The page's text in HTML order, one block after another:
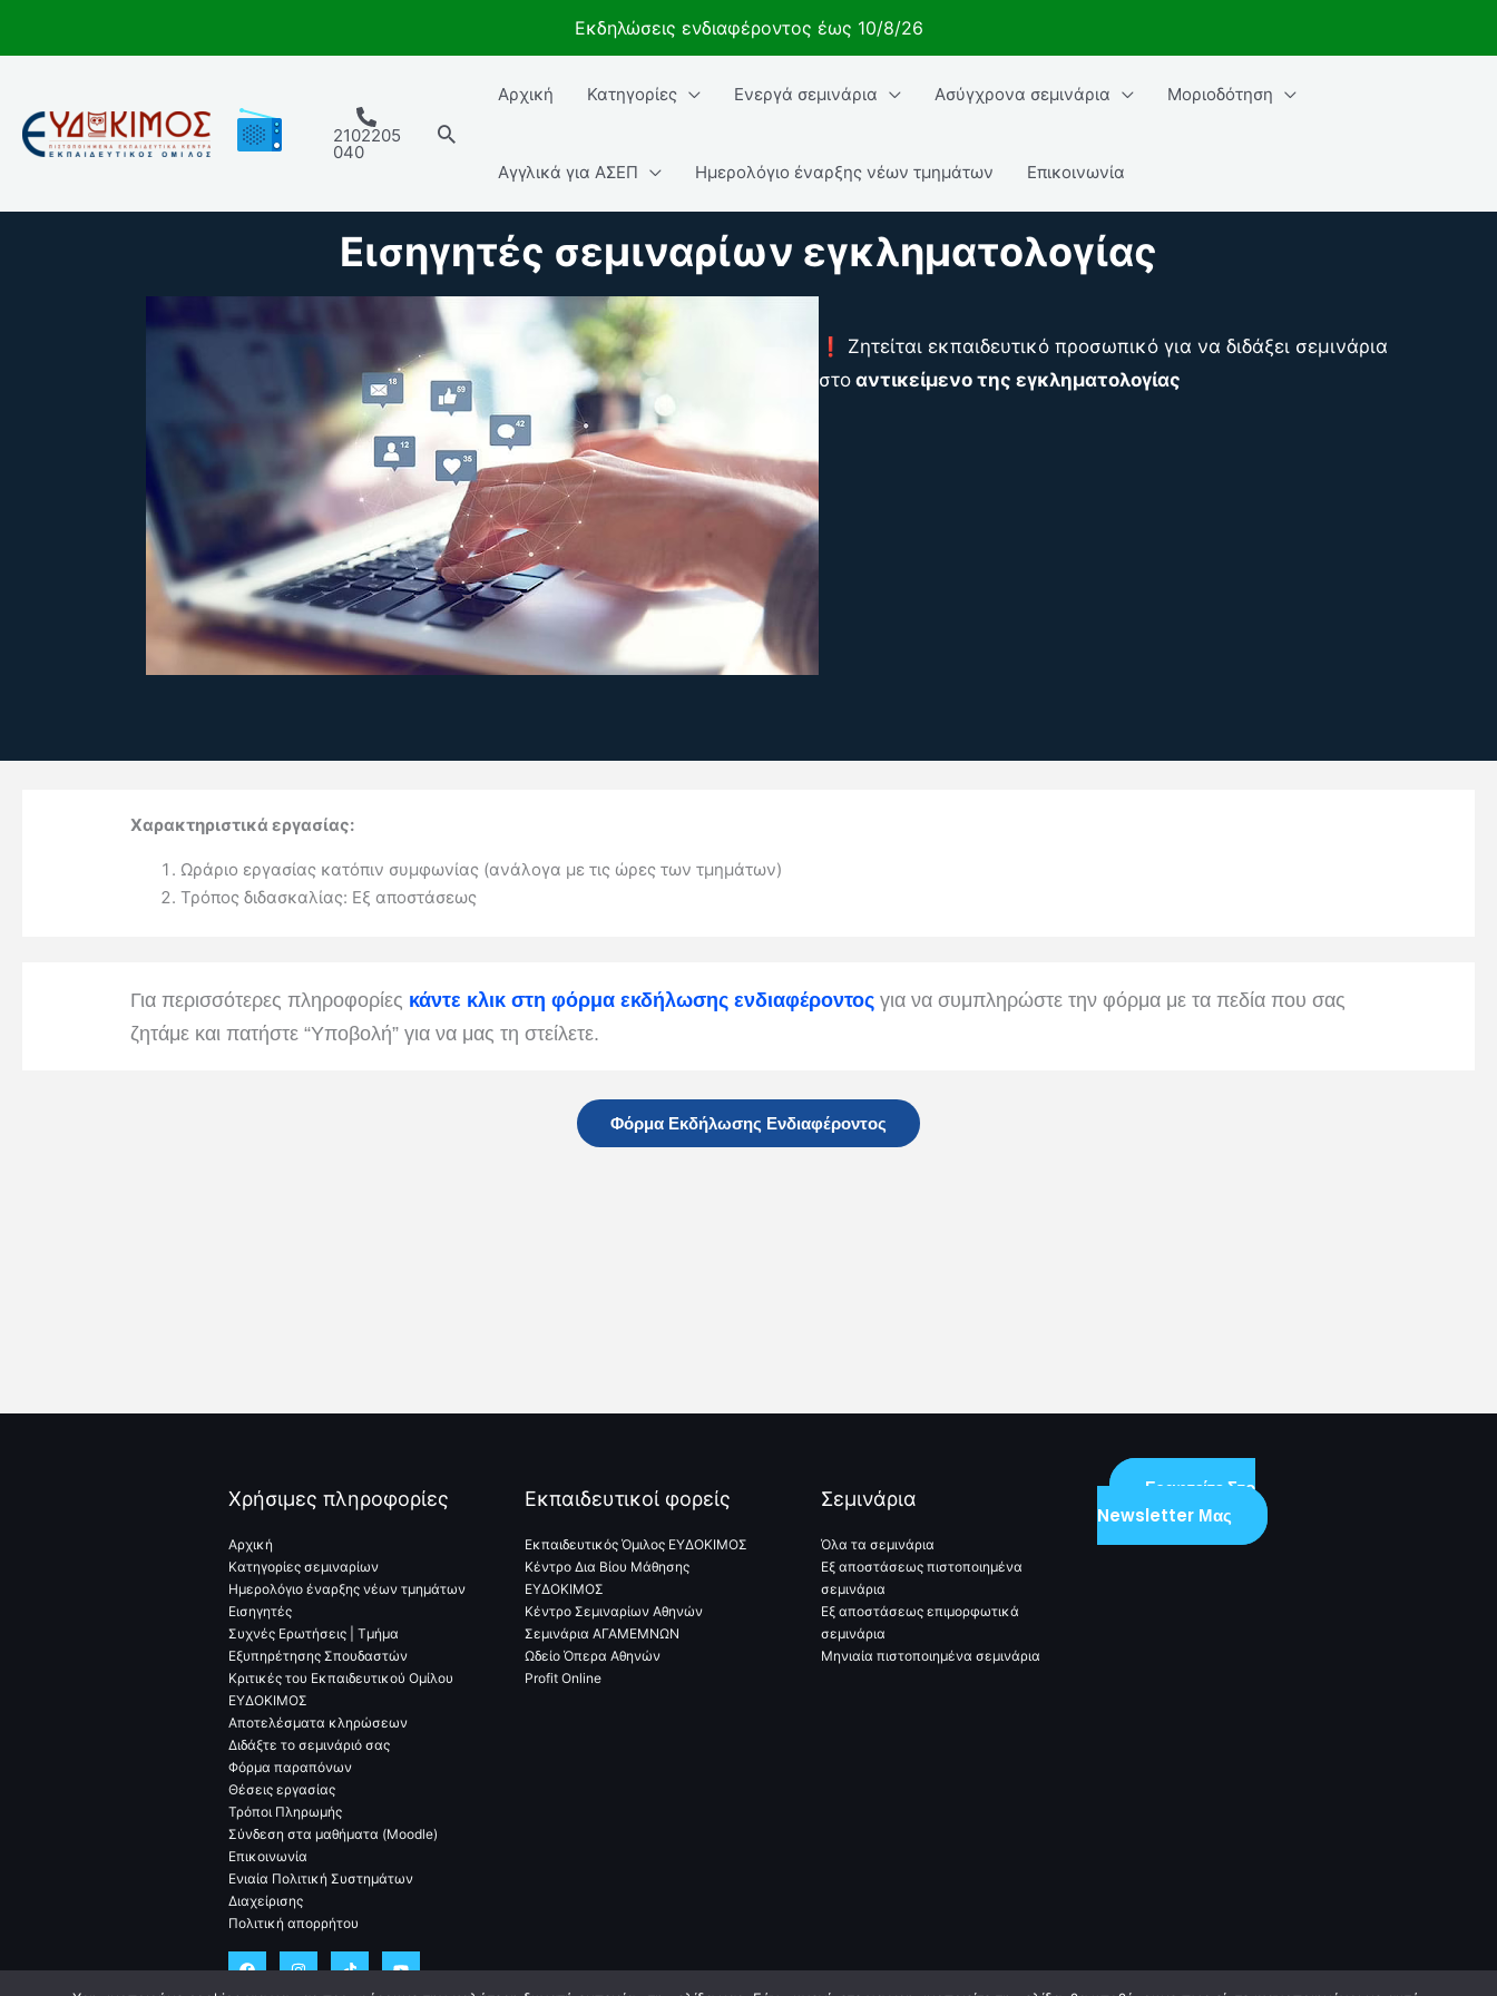
Εκδηλώσεις ενδιαφέροντος έως 10/8/26
περιεχόμενο
2102205
040
Αναζήτηση
Αρχική Κατηγορίες Ενεργά σεμινάρια Ασύγχρονα σεμινάρια Μοριοδότηση
Αγγλικά για ΑΣΕΠ Ημερολόγιο έναρξης νέων τμημάτων Επικοινωνία
Εισηγητές σεμιναρίων εγκληματολογίας
❗ Ζητείται εκπαιδευτικό προσωπικό για να διδάξει σεμινάρια
στοαντικείμενο της εγκληματολογίας
Χαρακτηριστικά εργασίας:
Ωράριο εργασίας κατόπιν συμφωνίας (ανάλογα με τις ώρες των τμημάτων)
Τρόπος διδασκαλίας: Εξ αποστάσεως
Για περισσότερες πληροφορίες κάντε κλικ στη φόρμα εκδήλωσης ενδιαφέροντος για να συμπληρώστε την φόρμα με τα πεδία που σας
ζητάμε και πατήστε “Υποβολή” για να μας τη στείλετε.
Φόρμα Εκδήλωσης Ενδιαφέροντος
Χρήσιμες πληροφορίες
Αρχική
Κατηγορίες σεμιναρίων
Ημερολόγιο έναρξης νέων τμημάτων
Εισηγητές
Συχνές Ερωτήσεις | Τμήμα
Εξυπηρέτησης Σπουδαστών
Κριτικές του Εκπαιδευτικού Ομίλου
ΕΥΔΟΚΙΜΟΣ
Αποτελέσματα κληρώσεων
Διδάξτε το σεμινάριό σας
Φόρμα παραπόνων
Θέσεις εργασίας
Τρόποι Πληρωμής
Σύνδεση στα μαθήματα (Moodle)
Επικοινωνία
Ενιαία Πολιτική Συστημάτων
Διαχείρισης
Πολιτική απορρήτου
Εκπαιδευτικοί φορείς
Εκπαιδευτικός Όμιλος ΕΥΔΟΚΙΜΟΣ
Κέντρο Δια Βίου Μάθησης
ΕΥΔΟΚΙΜΟΣ
Κέντρο Σεμιναρίων Αθηνών
Σεμινάρια ΑΓΑΜΕΜΝΩΝ
Ωδείο Όπερα Αθηνών
Profit Online
Σεμινάρια
Όλα τα σεμινάρια
Εξ αποστάσεως πιστοποιημένα
σεμινάρια
Εξ αποστάσεως επιμορφωτικά
σεμινάρια
Μηνιαία πιστοποιημένα σεμινάρια
Γραφτείτε Στο
Newsletter Μας